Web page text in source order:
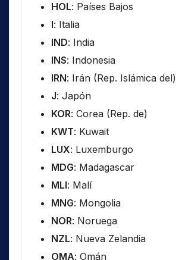
HOL: Países Bajos
I: Italia
IND: India
INS: Indonesia
IRN: Irán (Rep. Islámica del)
J: Japón
KOR: Corea (Rep. de)
KWT: Kuwait
LUX: Luxemburgo
MDG: Madagascar
MLI: Malí
MNG: Mongolia
NOR: Noruega
NZL: Nueva Zelandia
OMA: Omán